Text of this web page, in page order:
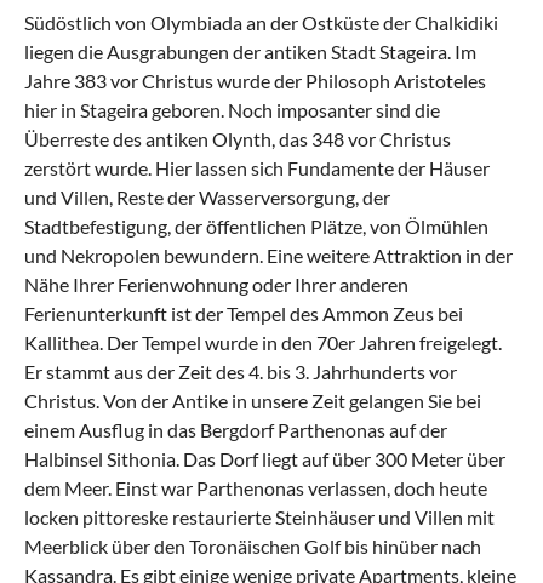
Südöstlich von Olymbiada an der Ostküste der Chalkidiki
liegen die Ausgrabungen der antiken Stadt Stageira. Im
Jahre 383 vor Christus wurde der Philosoph Aristoteles
hier in Stageira geboren. Noch imposanter sind die
Überreste des antiken Olynth, das 348 vor Christus
zerstört wurde. Hier lassen sich Fundamente der Häuser
und Villen, Reste der Wasserversorgung, der
Stadtbefestigung, der öffentlichen Plätze, von Ölmühlen
und Nekropolen bewundern. Eine weitere Attraktion in der
Nähe Ihrer Ferienwohnung oder Ihrer anderen
Ferienunterkunft ist der Tempel des Ammon Zeus bei
Kallithea. Der Tempel wurde in den 70er Jahren freigelegt.
Er stammt aus der Zeit des 4. bis 3. Jahrhunderts vor
Christus. Von der Antike in unsere Zeit gelangen Sie bei
einem Ausflug in das Bergdorf Parthenonas auf der
Halbinsel Sithonia. Das Dorf liegt auf über 300 Meter über
dem Meer. Einst war Parthenonas verlassen, doch heute
locken pittoreske restaurierte Steinhäuser und Villen mit
Meerblick über den Toronäischen Golf bis hinüber nach
Kassandra. Es gibt einige wenige private Apartments, kleine